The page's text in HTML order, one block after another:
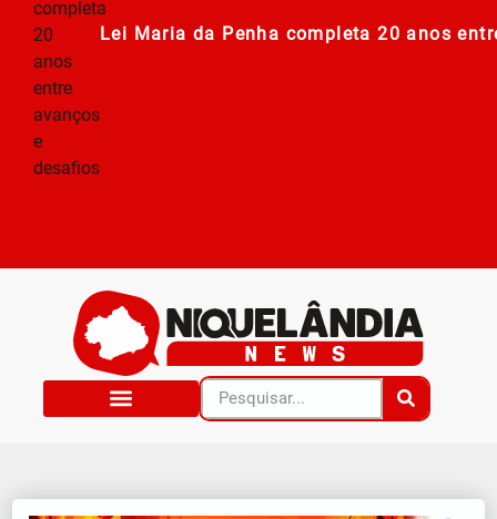
Lei Maria da Penha completa 20 anos
278ª Romaria do Muquém começa com
Centro Municipal de Apoio aos Romeiros
Polícia Militar de Goiás comemora 168